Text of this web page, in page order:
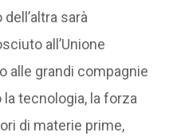
sarà
all’Unione
alle grandi compagnie
tecnologia, la forza
di materie prime,